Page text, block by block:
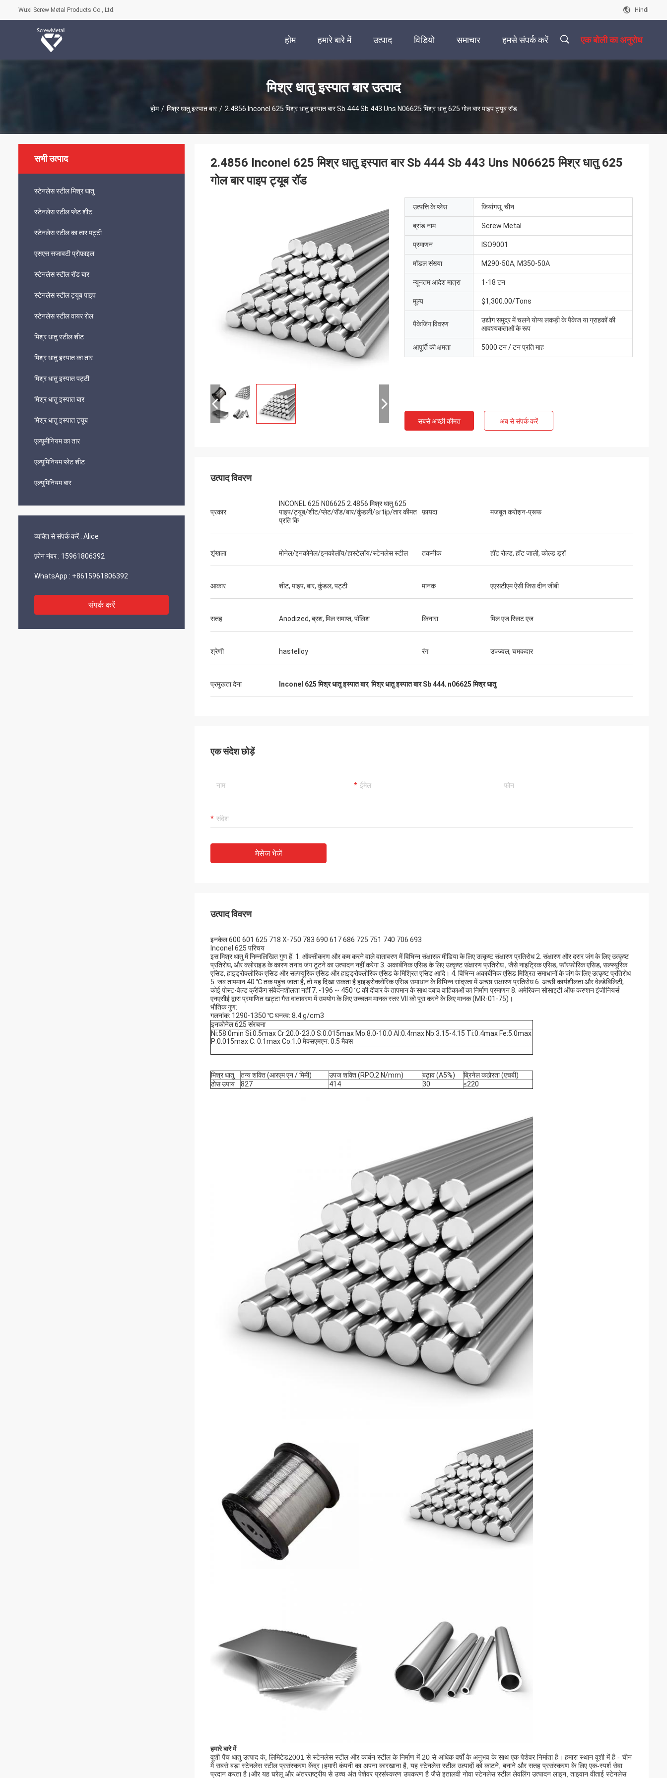
Wuxi Screw Metal Products Co., Ltd. Hindi
होम हमारे बारे में उत्पाद विडियो समाचार हमसे संपर्क करें एक बोली का अनुरोध
मिश्र धातु इस्पात बार उत्पाद
होम / मिश्र धातु इस्पात बार / 2.4856 Inconel 625 मिश्र धातु इस्पात बार Sb 444 Sb 443 Uns N06625 मिश्र धातु 625 गोल बार पाइप ट्यूब रॉड
सभी उत्पाद
स्टेनलेस स्टील मिश्र धातु
स्टेनलेस स्टील प्लेट शीट
स्टेनलेस स्टील का तार पट्टी
एसएस सजावटी प्रोफ़ाइल
स्टेनलेस स्टील रॉड बार
स्टेनलेस स्टील ट्यूब पाइप
स्टेनलेस स्टील वायर रोल
मिश्र धातु स्टील शीट
मिश्र धातु इस्पात का तार
मिश्र धातु इस्पात पट्टी
मिश्र धातु इस्पात बार
मिश्र धातु इस्पात ट्यूब
एल्यूमीनियम का तार
एल्यूमिनियम प्लेट शीट
एल्युमिनियम बार
व्यक्ति से संपर्क करें : Alice
फ़ोन नंबर : 15961806392
WhatsApp : +8615961806392
संपर्क करें
2.4856 Inconel 625 मिश्र धातु इस्पात बार Sb 444 Sb 443 Uns N06625 मिश्र धातु 625
गोल बार पाइप ट्यूब रॉड
उत्पत्ति के प्लेस जियांगसू, चीन
ब्रांड नाम Screw Metal
प्रमाणन ISO9001
मॉडल संख्या M290-50A, M350-50A
न्यूनतम आदेश मात्रा 1-18 टन
मूल्य $1,300.00/Tons
पैकेजिंग विवरण
उद्योग समुद्र में चलने योग्य लकड़ी के पैकेज या ग्राहकों की
आवश्यकताओं के रूप
आपूर्ति की क्षमता 5000 टन / टन प्रति माह
सबसे अच्छी कीमत अब से संपर्क करें
उत्पाद विवरण
प्रकार
INCONEL 625 N06625 2.4856 मिश्र धातु 625
पाइप/ट्यूब/शीट/प्लेट/रॉड/बार/कुंडली/srtip/तार कीमत
प्रति कि
फ़ायदा मजबूत करोश़न-प्रूफ
शृंखला मोनेल/इनकोनेल/इनकोलॉय/हास्टेलॉय/स्टेनलेस स्टील तकनीक हॉट रोल्ड, हॉट जाली, कोल्ड ड्रॉ
आकार शीट, पाइप, बार, कुंडल, पट्टी मानक एएसटीएम ऐसी जिस दीन जीबी
सतह Anodized, ब्रश, मिल समाप्त, पॉलिश किनारा मिल एज स्लिट एज
श्रेणी hastelloy रंग उज्ज्वल, चमकदार
प्रमुखता देना Inconel 625 मिश्र धातु इस्पात बार,मिश्र धातु इस्पात बार Sb 444, n06625 मिश्र धातु
एक संदेश छोड़ें
मेसेज भेजें
उत्पाद विवरण
इनकेल 600 601 625 718 X-750 783 690 617 686 725 751 740 706 693
Inconel 625 परिचय
इस मिश्र धातु में निम्नलिखित गुण हैं: 1. ऑक्सीकरण और कम करने वाले वातावरण में विभिन्न संक्षारक मीडिया के लिए उत्कृष्ट संक्षारण प्रतिरोध 2. संक्षारण और दरार जंग के लिए उत्कृष्ट
प्रतिरोध, और क्लोराइड के कारण तनाव जंग टूटने का उत्पादन नहीं करेगा 3. अकार्बनिक एसिड के लिए उत्कृष्ट संक्षारण प्रतिरोध , जैसे नाइट्रिक एसिड, फॉस्फोरिक एसिड, सल्फ्यूरिक
एसिड, हाइड्रोक्लोरिक एसिड और सल्फ्यूरिक एसिड और हाइड्रोक्लोरिक एसिड के मिश्रित एसिड आदि। 4. विभिन्न अकार्बनिक एसिड मिश्रित समाधानों के जंग के लिए उत्कृष्ट प्रतिरोध
5. जब तापमान 40 ℃ तक पहुंच जाता है, तो यह दिखा सकता है हाइड्रोक्लोरिक एसिड समाधान के विभिन्न सांद्रता में अच्छा संक्षारण प्रतिरोध 6. अच्छी कार्यशीलता और वेल्डेबिलिटी,
कोई पोस्ट-वेल्ड क्रैकिंग संवेदनशीलता नहीं 7. -196 ~ 450 ℃ की दीवार के तापमान के साथ दबाव वाहिकाओं का निर्माण प्रमाणन 8. अमेरिकन सोसाइटी ऑफ करप्शन इंजीनियर्स
एनएसीई द्वारा प्रमाणित खट्टा गैस वातावरण में उपयोग के लिए उच्चतम मानक स्तर VII को पूरा करने के लिए मानक (MR-01-75)।
भौतिक गुण:
गलनांक: 1290-1350 ℃ घनत्व: 8.4 g/cm3
इनकोनेल 625 संरचना
Ni:58.0min Si:0.5max Cr:20.0-23.0 S:0.015max Mo:8.0-10.0 Al:0.4max Nb:3.15-4.15 Ti:0.4max Fe:5.0max
P:0.015max C: 0.1max Co:1.0 मैक्सएमएन: 0.5 मैक्स
मिश्र धातु तन्य शक्ति (आरएम एन / मिमी) उपज शक्ति (RPO.2 N/mm) बढ़ाव (A5%)
ब्रिनेल कठोरता (एचबी)
ठोस उपाय
827 414 30 ≤220
हमारे बारे में
वूशी पेंच धातु उत्पाद कं, लिमिटेड2001 से स्टेनलेस स्टील और कार्बन स्टील के निर्माण में 20 से अधिक वर्षों के अनुभव के साथ एक पेशेवर निर्माता है। हमारा स्थान वूशी में है - चीन
में सबसे बड़ा स्टेनलेस स्टील प्रसंस्करण केंद्र।हमारी कंपनी का अपना कारखाना है, यह स्टेनलेस स्टील उत्पादों को काटने, बनाने और सतह प्रसंस्करण के लिए एक-स्पर्श सेवा
प्रदान करता है।और यह घरेलू और अंतरराष्ट्रीय से उच्च अंत पेशेवर प्रसंस्करण उपकरण है जैसे इतालवी नोवा स्टेनलेस स्टील लेवलिंग उत्पादन लाइन, ताइवान वीताई स्टेनलेस